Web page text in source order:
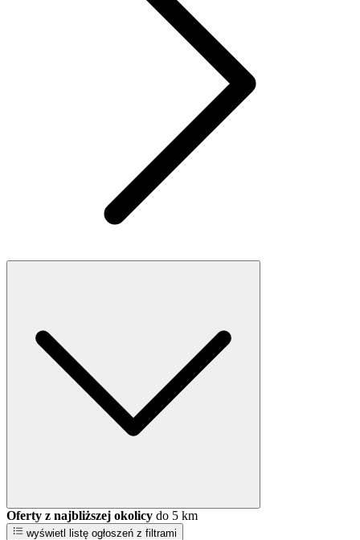
Oferty z najbliższej okolicy do 5 km
wyświetl listę ogłoszeń z filtrami